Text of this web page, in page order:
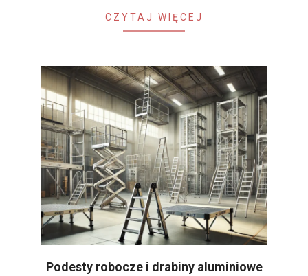
CZYTAJ WIĘCEJ
Podesty robocze i drabiny aluminiowe